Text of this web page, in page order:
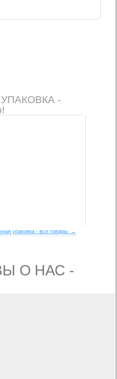
-
упаковка - все товары →
О НАС -